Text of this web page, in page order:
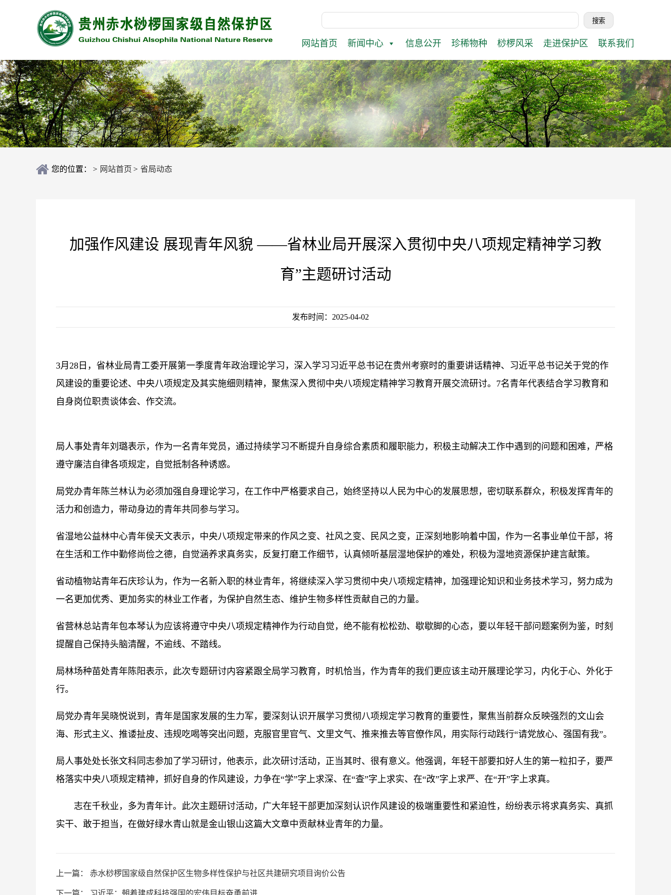
网站首页 新闻中心 信息公开 珍稀物种 桫椤风采 走进保护区 联系我们
您的位置： > 网站首页 > 省局动态
加强作风建设 展现青年风貌 ——省林业局开展深入贯彻中央八项规定精神学习教
育”主题研讨活动
发布时间：2025-04-02
3月28日，省林业局青工委开展第一季度青年政治理论学习，深入学习习近平总书记在贵州考察时的重要讲话精神、习近平总书记关于党的作
风建设的重要论述、中央八项规定及其实施细则精神，聚焦深入贯彻中央八项规定精神学习教育开展交流研讨。7名青年代表结合学习教育和
自身岗位职责谈体会、作交流。
局人事处青年刘璐表示，作为一名青年党员，通过持续学习不断提升自身综合素质和履职能力，积极主动解决工作中遇到的问题和困难，严格
遵守廉洁自律各项规定，自觉抵制各种诱惑。
局党办青年陈兰林认为必须加强自身理论学习，在工作中严格要求自己，始终坚持以人民为中心的发展思想，密切联系群众，积极发挥青年的
活力和创造力，带动身边的青年共同参与学习。
省湿地公益林中心青年侯天文表示，中央八项规定带来的作风之变、社风之变、民风之变，正深刻地影响着中国，作为一名事业单位干部，将
在生活和工作中勤修尚俭之德，自觉涵养求真务实，反复打磨工作细节，认真倾听基层湿地保护的难处，积极为湿地资源保护建言献策。
省动植物站青年石庆珍认为，作为一名新入职的林业青年，将继续深入学习贯彻中央八项规定精神，加强理论知识和业务技术学习，努力成为
一名更加优秀、更加务实的林业工作者，为保护自然生态、维护生物多样性贡献自己的力量。
省营林总站青年包本琴认为应该将遵守中央八项规定精神作为行动自觉，绝不能有松松劲、歇歇脚的心态，要以年轻干部问题案例为鉴，时刻
提醒自己保持头脑清醒，不逾线、不踏线。
局林场种苗处青年陈阳表示，此次专题研讨内容紧跟全局学习教育，时机恰当，作为青年的我们更应该主动开展理论学习，内化于心、外化于
行。
局党办青年吴晓悦说到，青年是国家发展的生力军，要深刻认识开展学习贯彻八项规定学习教育的重要性，聚焦当前群众反映强烈的文山会
海、形式主义、推诿扯皮、违规吃喝等突出问题，克服官里官气、文里文气、推来推去等官僚作风，用实际行动践行“请党放心、强国有我”。
局人事处处长张文科同志参加了学习研讨，他表示，此次研讨活动，正当其时、很有意义。他强调，年轻干部要扣好人生的第一粒扣子，要严
格落实中央八项规定精神，抓好自身的作风建设，力争在“学”字上求深、在“查”字上求实、在“改”字上求严、在“开”字上求真。
志在千秋业，多为青年计。此次主题研讨活动，广大年轻干部更加深刻认识作风建设的极端重要性和紧迫性，纷纷表示将求真务实、真抓
实干、敢于担当，在做好绿水青山就是金山银山这篇大文章中贡献林业青年的力量。
上一篇： 赤水桫椤国家级自然保护区生物多样性保护与社区共建研究项目询价公告
下一篇： 习近平：朝着建成科技强国的宏伟目标奋勇前进